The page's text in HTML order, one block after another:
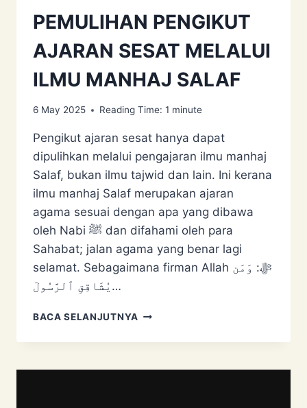
PEMULIHAN PENGIKUT
AJARAN SESAT MELALUI
ILMU MANHAJ SALAF
6 May 2025 Reading Time: 1 minute
Pengikut ajaran sesat hanya dapat
dipulihkan melalui pengajaran ilmu manhaj
Salaf, bukan ilmu tajwid dan lain. Ini kerana
ilmu manhaj Salaf merupakan ajaran
agama sesuai dengan apa yang dibawa
oleh Nabi ﷺ dan difahami oleh para
Sahabat; jalan agama yang benar lagi
selamat. Sebagaimana firman Allah ﷻ: وَمَن
يُشَاقِقِ ٱلرَّسُولَ…
BACA SELANJUTNYA PEMULIHAN
AJARAN
MELALUI